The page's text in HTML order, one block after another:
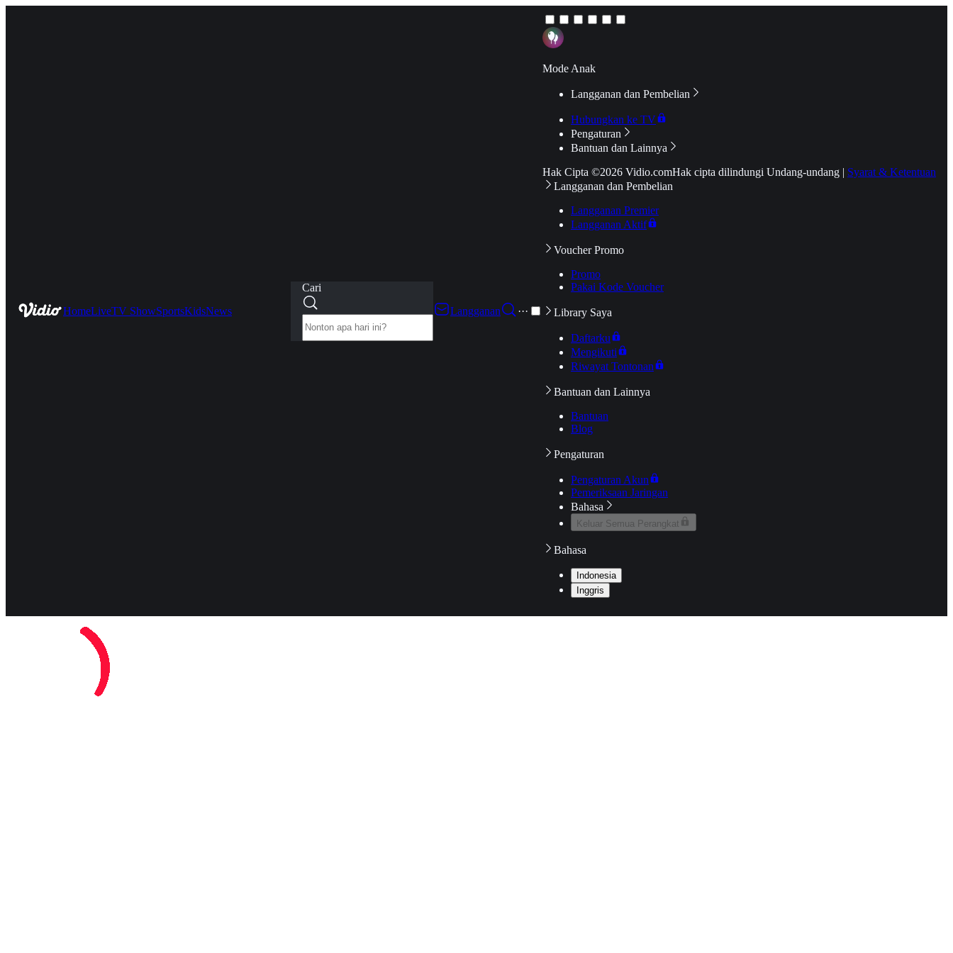
HomeLiveTV ShowSportsKidsNews
Cari
Langganan
···
Mode Anak
Langganan dan Pembelian
Hubungkan ke TV
Pengaturan
Bantuan dan Lainnya
Hak Cipta ©2026 Vidio.comHak cipta dilindungi Undang-undang | Syarat & Ketentuan
Langganan dan Pembelian
Langganan Premier
Langganan Aktif
Voucher Promo
Promo
Pakai Kode Voucher
Library Saya
Daftarku
Mengikuti
Riwayat Tontonan
Bantuan dan Lainnya
Bantuan
Blog
Pengaturan
Pengaturan Akun
Pemeriksaan Jaringan
Bahasa
Keluar Semua Perangkat
Bahasa
Indonesia
Inggris